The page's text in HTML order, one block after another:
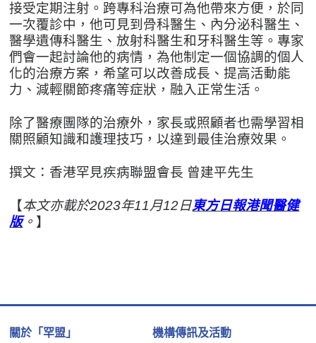
接受定期注射。跨專科治療可為他帶來方便，於同
一次覆診中，他可見到骨科醫生、內分泌科醫生、
醫學遺傳科醫生、放射科醫生和牙科醫生等。專家
們會一起討論他的病情，為他制定一個協調的個人
化的治療方案，希望可以改善成長、提高活動能
力、減輕關節疼痛等症狀，融入正常生活。
除了醫療團隊的治療外，家長或照顧者也需學習相
關照顧知識和護理技巧，以達到最佳治療效果。
撰文：香港罕見疾病聯盟會長 曾建平先生
【本文亦載於2023年11月12日東方日報港聞醫健
版。 】
關於「罕盟」 機構傳訊及活動